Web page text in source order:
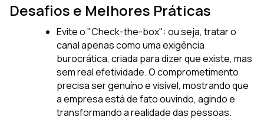
Desafios e Melhores Práticas
Evite o "Check-the-box": ou seja, tratar o
canal apenas como uma exigência
burocrática, criada para dizer que existe, mas
sem real efetividade. O comprometimento
precisa ser genuíno e visível, mostrando que
a empresa está de fato ouvindo, agindo e
transformando a realidade das pessoas.